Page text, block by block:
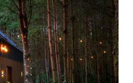
appréciés